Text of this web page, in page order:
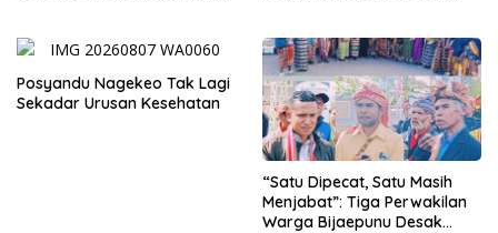
Posyandu Nagekeo Tak Lagi
Sekadar Urusan Kesehatan
“Satu Dipecat, Satu Masih
Menjabat”: Tiga Perwakilan
Warga Bijaepunu Desak